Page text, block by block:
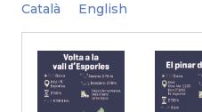
Català English